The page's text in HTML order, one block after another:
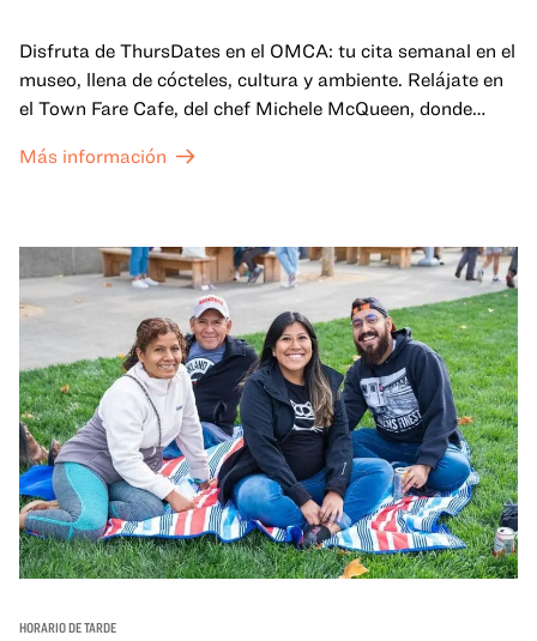
Disfruta de ThursDates en el OMCA: tu cita semanal en el
museo, llena de cócteles, cultura y ambiente. Relájate en
el Town Fare Cafe, del chef Michele McQueen, donde
fondo, o explora las galerías, que cobran vida por la noche
adultos!
Más información
HORARIO DE TARDE